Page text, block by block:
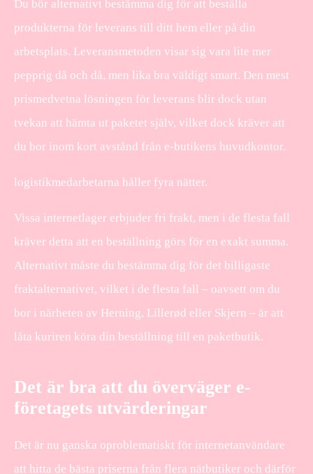
Du bör alternativt bestämma dig för att beställa
produkterna för leverans till ditt hem eller på din
arbetsplats. Leveransmetoden visar sig vara lite mer
pepprig då och då, men lika bra väldigt smart. Den mest
prismedvetna lösningen för leverans blir dock utan
tvekan att hämta ut paketet själv, vilket dock kräver att
du bor inom kort avstånd från e-butikens huvudkontor.
logistikmedarbetarna håller fyra nätter.
Vissa internetlager erbjuder fri frakt, men i de flesta fall
kräver detta att en beställning görs för en exakt summa.
Alternativt måste du bestämma dig för det billigaste
fraktalternativet, vilket i de flesta fall – oavsett om du
bor i närheten av Herning, Lillerød eller Skjern – är att
låta kuriren köra din beställning till en paketbutik.
Det är bra att du överväger e-
företagets utvärderingar
Det är nu ganska oproblematiskt för internetanvändare
att hitta de bästa priserna från flera nätbutiker och därför